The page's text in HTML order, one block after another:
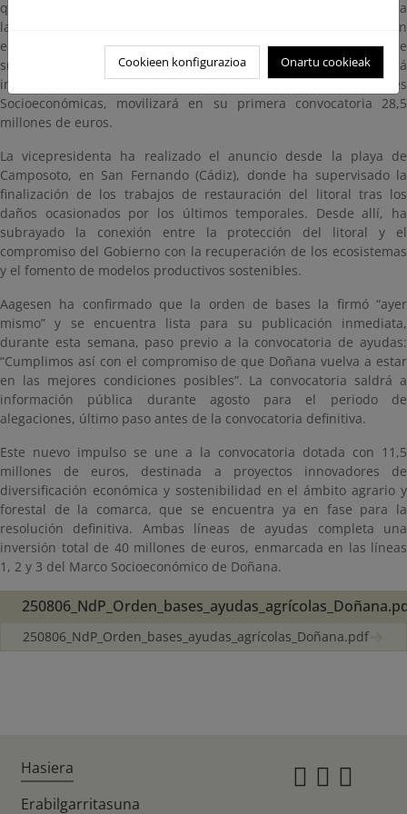
que ya ha sido formalizada la orden de bases reguladoras para
las ayudas destinadas a la renaturalización y restauración
ecológica de superficies agrícolas en el entorno de Doñana, y que
su publicación en el Boletín Oficial del Estado (BOE) será
inminente. Esta iniciativa, prevista en el Marco de Actuaciones
Socioeconómicas, movilizará en su primera convocatoria 28,5
millones de euros.
La vicepresidenta ha realizado el anuncio desde la playa de
Camposoto, en San Fernando (Cádiz), donde ha supervisado la
finalización de los trabajos de restauración del litoral tras los
daños ocasionados por los últimos temporales. Desde allí, ha
subrayado la conexión entre la protección del litoral y el
compromiso del Gobierno con la recuperación de los ecosistemas
y el fomento de modelos productivos sostenibles.
Aagesen ha confirmado que la orden de bases la firmó “ayer
mismo” y se encuentra lista para su publicación inmediata,
durante esta semana, paso previo a la convocatoria de ayudas:
“Cumplimos así con el compromiso de que Doñana vuelva a estar
en las mejores condiciones posibles”. La convocatoria saldrá a
información pública durante agosto para el periodo de
alegaciones, último paso antes de la convocatoria definitiva.
Este nuevo impulso se une a la convocatoria dotada con 11,5
millones de euros, destinada a proyectos innovadores de
diversificación económica y sostenibilidad en el ámbito agrario y
forestal de la comarca, que se encuentra ya en fase para la
resolución definitiva. Ambas líneas de ayudas completa una
inversión total de 40 millones de euros, enmarcada en las líneas
1, 2 y 3 del Marco Socioeconómico de Doñana.
250806_NdP_Orden_bases_ayudas_agrícolas_Doñana.pdf
Cookieen konfigurazioa Onartu cookieak
Hasiera
Erabilgarritasuna